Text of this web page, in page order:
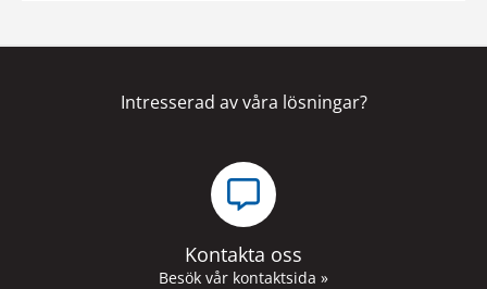
Intresserad av våra lösningar?
Kontakta oss
Besök vår kontaktsida »